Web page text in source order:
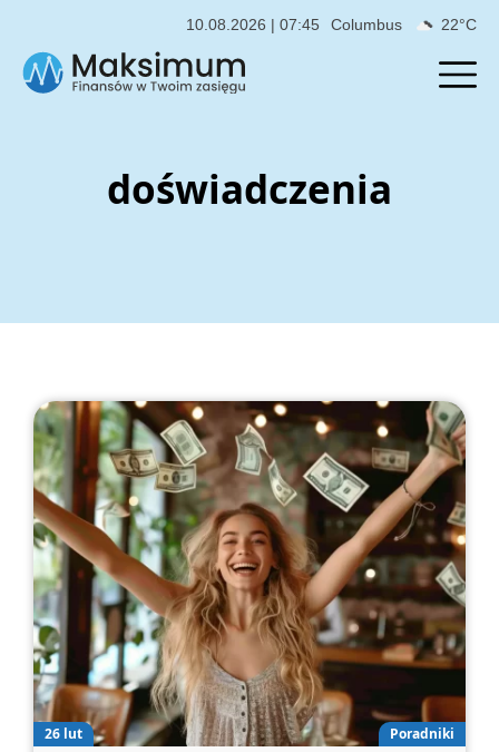
10.08.2026 | 07:45 Columbus 22°C
doświadczenia
26 lut Poradniki